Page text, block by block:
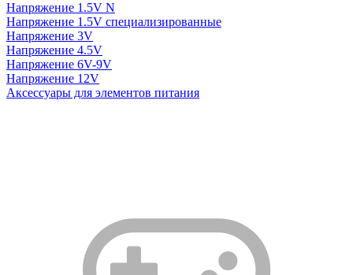
Напряжение 1.5V N
Напряжение 1.5V специализированные
Напряжение 3V
Напряжение 4.5V
Напряжение 6V-9V
Напряжение 12V
Аксессуары для элементов питания